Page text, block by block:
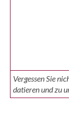
Vergessen Sie
datieren und zu